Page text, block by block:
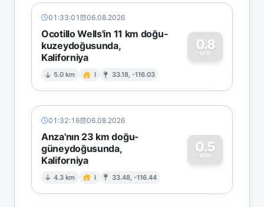
01:33:01 06.08.2026
Ocotillo Wells'in 11 km doğu-
kuzeydoğusunda,
Kaliforniya
5.0 km I 33.18, -116.03
0.8
MW
0
01:32:16 06.08.2026
Anza'nın 23 km doğu-
güneydoğusunda,
Kaliforniya
4.3 km I 33.48, -116.44
0.5
MW
0